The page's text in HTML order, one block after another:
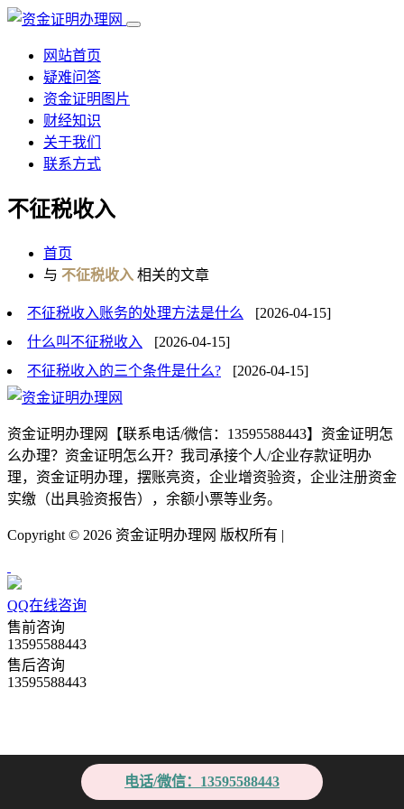
网站首页
疑难问答
资金证明图片
财经知识
关于我们
联系方式
不征税收入
首页
与 不征税收入 相关的文章
不征税收入账务的处理方法是什么
[2026-04-15]
什么叫不征税收入
[2026-04-15]
不征税收入的三个条件是什么?
[2026-04-15]
资金证明办理网【联系电话/微信：13595588443】资金证明怎
么办理？资金证明怎么开？我司承接个人/企业存款证明办
理，资金证明办理，摆账亮资，企业增资验资，企业注册资金
实缴（出具验资报告），余额小票等业务。
Copyright © 2026 资金证明办理网 版权所有 |
QQ在线咨询
售前咨询
13595588443
售后咨询
13595588443
电话/微信：13595588443